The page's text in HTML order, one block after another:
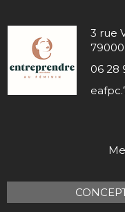
3 rue
06 28